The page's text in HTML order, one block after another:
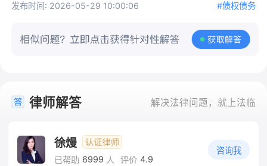
发布时间: 2026-05-29 10:00:06 #债权债务
律师解答 解决法律问题，就上法临
徐熳
已帮助 6999 人 评价 4.9
咨询我